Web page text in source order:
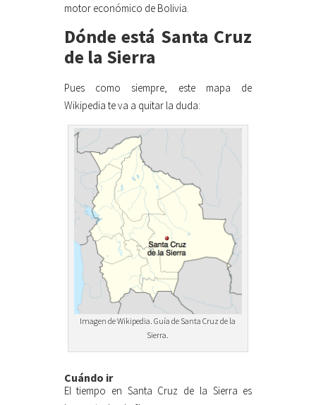
motor económico de Bolivia.
Dónde está Santa Cruz
de la Sierra
Pues como siempre, este mapa de
Wikipedia te va a quitar la duda:
Imagen de Wikipedia. Guía de Santa Cruz de la
Sierra.
Cuándo ir
El tiempo en Santa Cruz de la Sierra es